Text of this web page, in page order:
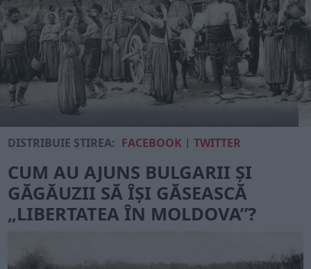
DISTRIBUIE ȘTIREA: FACEBOOK |TWITTER
CUM AU AJUNS BULGARII ȘI
GĂGĂUZII SĂ ÎȘI GĂSEASCĂ
„LIBERTATEA ÎN MOLDOVA”?